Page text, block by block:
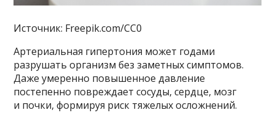
Источник: Freepik.com/CC0
Артериальная гипертония может годами
разрушать организм без заметных симптомов.
Даже умеренно повышенное давление
постепенно повреждает сосуды, сердце, мозг
и почки, формируя риск тяжелых осложнений.